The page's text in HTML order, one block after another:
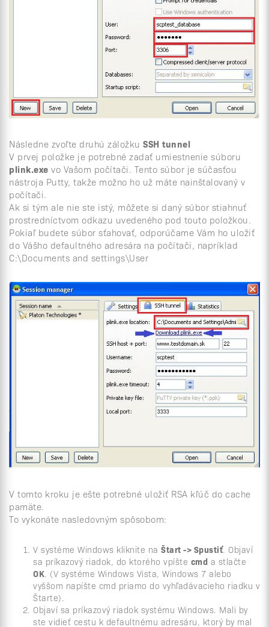
Následne zvoľte druhú záložku SSH tunnel
V prvej položke je potrebné zadať umiestnenie súboru
plink.exe vo Vašom počítači. Tento súbor je súčasťou
nástroja Putty, takže možno ho už máte nainštalovaný v
počítači.
Ak si tým ale nie ste istý, môžete si daný súbor stiahnuť
prostredníctvom odkazu uvedeného pod touto položkou.
Pokiaľ budete súbor sťahovať, odporúčame Vám ho uložiť
do Vášho defaultného adresára na počítači, napríklad
C:\Documents and settings\User
V tomto kroku je ešte potrebné uložiť RSA kľúč do cache
pamäte.
To vykonáte nasledovným spôsobom:
V systéme Windows kliknite na Štart -> Spustiť. Objaví
sa príkazový riadok, do ktorého vpíšte cmd a stlačte
OK . (V systéme Windows Vista, Windows 7 alebo
vyššom napíšte cmd priamo do vyhľadávacieho riadku v
Štarte).
Objaví sa príkazový riadok systému Windows. Mali by
ste vidieť cestu k defaultnému adresáru, ktorý by mal